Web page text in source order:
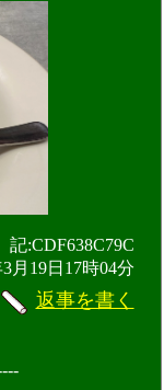
記:CDF638C79C
3月19日17時04分
返事を書く